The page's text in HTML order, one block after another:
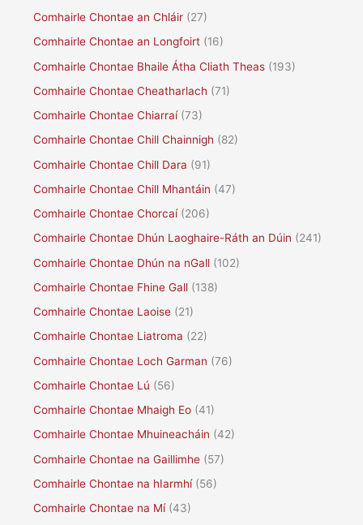
Comhairle Chontae an Chláir (27)
Comhairle Chontae an Longfoirt (16)
Comhairle Chontae Bhaile Átha Cliath Theas (193)
Comhairle Chontae Cheatharlach (71)
Comhairle Chontae Chiarraí(73)
Comhairle Chontae Chill Chainnigh (82)
Comhairle Chontae Chill Dara (91)
Comhairle Chontae Chill Mhantáin (47)
Comhairle Chontae Chorcaí(206)
Comhairle Chontae Dhún Laoghaire-Ráth an Dúin (241)
Comhairle Chontae Dhún na nGall (102)
Comhairle Chontae Fhine Gall (138)
Comhairle Chontae Laoise (21)
Comhairle Chontae Liatroma (22)
Comhairle Chontae Loch Garman (76)
Comhairle Chontae Lú (56)
Comhairle Chontae Mhaigh Eo (41)
Comhairle Chontae Mhuineacháin (42)
Comhairle Chontae na Gaillimhe (57)
Comhairle Chontae na hIarmhí(56)
Comhairle Chontae na Mí(43)